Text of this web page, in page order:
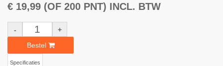
€ 19,99 (OF 200 PNT) INCL. BTW
-
+
Bestel
Specificaties